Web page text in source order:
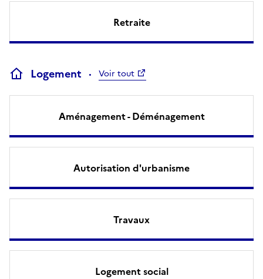
Retraite
Logement Voir tout
Aménagement - Déménagement
Autorisation d'urbanisme
Travaux
Logement social